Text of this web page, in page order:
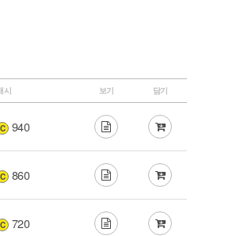
시 보기 담기
C 940
C 860
C 720